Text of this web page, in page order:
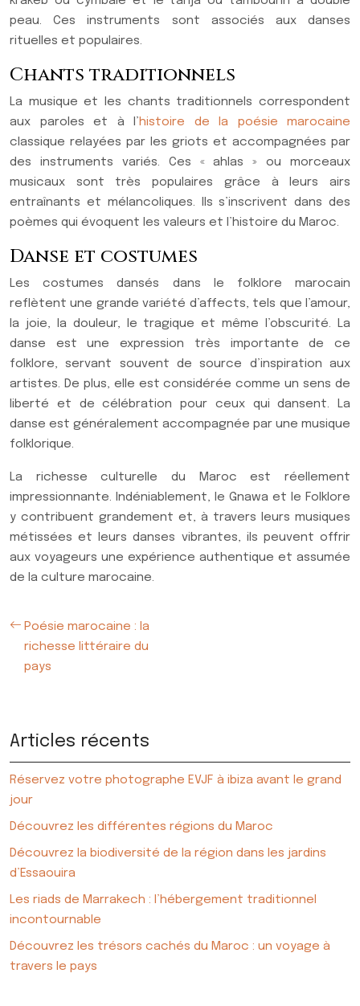
peau. Ces instruments sont associés aux danses
rituelles et populaires.
Chants traditionnels
La musique et les chants traditionnels correspondent
aux paroles et à l’histoire de la poésie marocaine
classique relayées par les griots et accompagnées par
des instruments variés. Ces « ahlas » ou morceaux
musicaux sont très populaires grâce à leurs airs
entraînants et mélancoliques. Ils s’inscrivent dans des
poèmes qui évoquent les valeurs et l’histoire du Maroc.
Danse et costumes
Les costumes dansés dans le folklore marocain
reflètent une grande variété d’affects, tels que l’amour,
la joie, la douleur, le tragique et même l’obscurité. La
danse est une expression très importante de ce
folklore, servant souvent de source d’inspiration aux
artistes. De plus, elle est considérée comme un sens de
liberté et de célébration pour ceux qui dansent. La
danse est généralement accompagnée par une musique
folklorique.
La richesse culturelle du Maroc est réellement
impressionnante. Indéniablement, le Gnawa et le Folklore
y contribuent grandement et, à travers leurs musiques
métissées et leurs danses vibrantes, ils peuvent offrir
aux voyageurs une expérience authentique et assumée
de la culture marocaine.
Poésie marocaine : la
richesse littéraire du
pays
Articles récents
Réservez votre photographe EVJF à ibiza avant le grand
jour
Découvrez les différentes régions du Maroc
Découvrez la biodiversité de la région dans les jardins
d’Essaouira
Les riads de Marrakech : l’hébergement traditionnel
incontournable
Découvrez les trésors cachés du Maroc : un voyage à
travers le pays